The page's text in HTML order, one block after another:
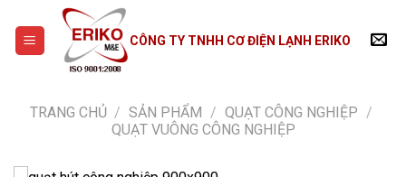
content
CÔNG TY TNHH CƠ ĐIỆN LẠNH ERIKO
TRANG CHỦ / SẢN PHẨM / QUẠT CÔNG NGHIỆP /
QUẠT VUÔNG CÔNG NGHIỆP